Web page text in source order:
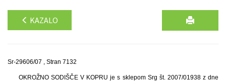
KAZALO
Sr-29606/07 , Stran 7132
OKROŽNO SODIŠČE V KOPRU je s sklepom Srg št. 2007/01938 z dne